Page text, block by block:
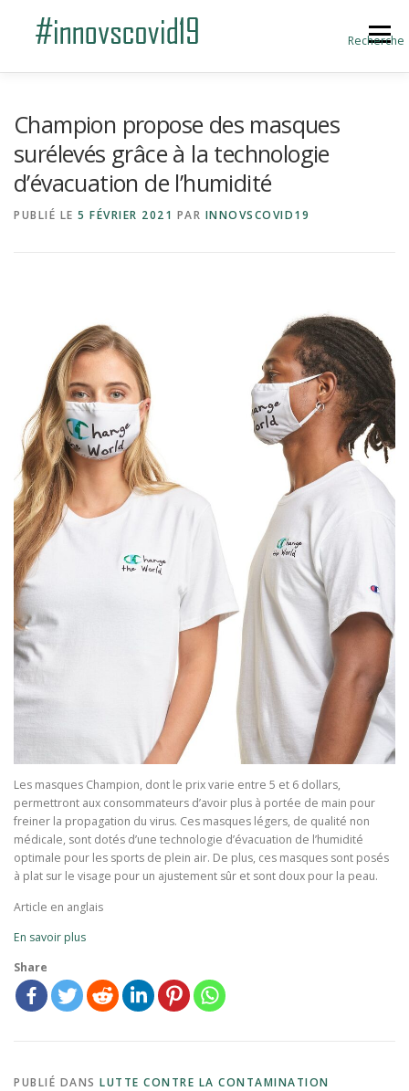
Recherche
Menu
SOUMETTRE UNE INNOVATION
Champion propose des masques
surélevés grâce à la technologie
d’évacuation de l’humidité
PUBLIÉ LE 5 FÉVRIER 2021 PAR INNOVSCOVID19
Les masques Champion, dont le prix varie entre 5 et 6 dollars,
permettront aux consommateurs d’avoir plus à portée de main pour
freiner la propagation du virus. Ces masques légers, de qualité non
médicale, sont dotés d’une technologie d’évacuation de l’humidité
optimale pour les sports de plein air. De plus, ces masques sont posés
à plat sur le visage pour un ajustement sûr et sont doux pour la peau.
Article en anglais
En savoir plus
Share
PUBLIÉ DANS LUTTE CONTRE LA CONTAMINATION